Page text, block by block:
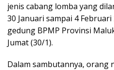
jenis cabang lomba yang
30 Januari sampai 4
gedung BPMP Provinsi
Jumat (30/1).
Dalam sambutannya, orang